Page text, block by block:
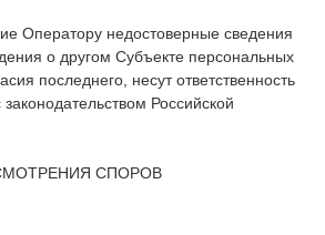
Оператору недостоверные сведения
о другом Субъекте персональных
последнего, несут ответственность
законодательством Российской
СПОРОВ